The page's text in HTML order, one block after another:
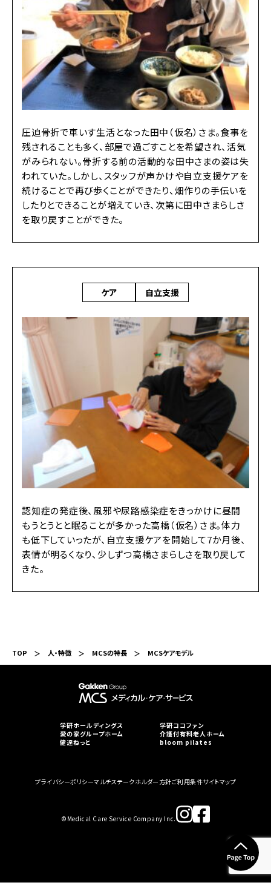
圧迫骨折で車いす生活となった田中（仮名）さま。食事を
残されることも多く、部屋で過ごすことを希望され、活気
がみられない。骨折する前の活動的な田中さまの姿は失
われていた。しかし、スタッフが声かけや自立支援ケアを
続けることで再び歩くことができたり、畑作りの手伝いを
したりとできることが増えていき、次第に田中さまらしさ
を取り戻すことができた。
ケア 自立支援
認知症の発症後、風邪や尿路感染症をきっかけに昼間
もうとうとと眠ることが多かった高橋（仮名）さま。体力
も低下していったが、自立支援ケアを開始して7か月後、
表情が明るくなり、少しずつ高橋さまらしさを取り戻して
きた。
TOP 人・特徴 MCSの特長 MCSケアモデル
学研ホールディングス
学研ココファン
愛の家グループホーム
介護付有料老人ホーム
健達ねっと
bloom pilates
プライバシーポリシーマルチステークホルダー方針ご利用条件サイトマップ
©︎Medical Care Service Company Inc.